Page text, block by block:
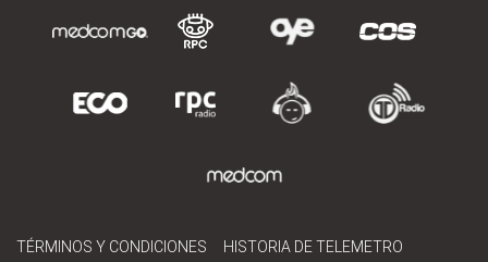
TÉRMINOS Y CONDICIONES
HISTORIA DE TELEMETRO